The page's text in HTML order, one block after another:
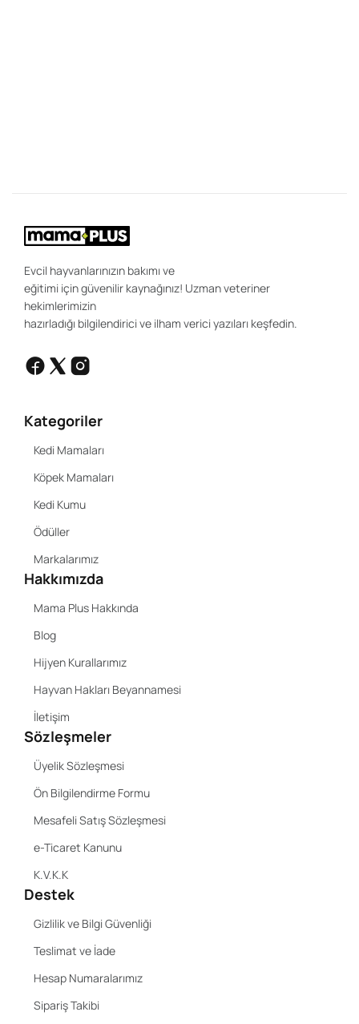
Evcil hayvanlarınızın bakımı ve
eğitimi için güvenilir kaynağınız! Uzman veteriner
hekimlerimizin
hazırladığı bilgilendirici ve ilham verici yazıları keşfedin.
Kategoriler
Kedi Mamaları
Köpek Mamaları
Kedi Kumu
Ödüller
Markalarımız
Hakkımızda
Mama Plus Hakkında
Blog
Hijyen Kurallarımız
Hayvan Hakları Beyannamesi
İletişim
Sözleşmeler
Üyelik Sözleşmesi
Ön Bilgilendirme Formu
Mesafeli Satış Sözleşmesi
e-Ticaret Kanunu
K.V.K.K
Destek
Gizlilik ve Bilgi Güvenliği
Teslimat ve İade
Hesap Numaralarımız
Sipariş Takibi